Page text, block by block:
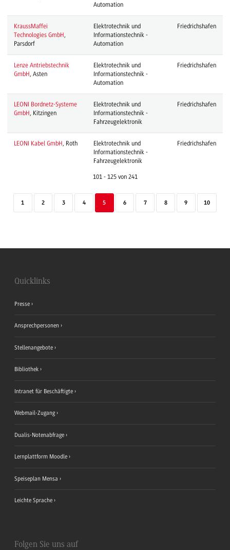
Automation
KraussMaffei
Technologies GmbH
Parsdorf
Elektrotechnik und
Informationstechnik -
Automation
Friedrichshafen
Lenze Antriebstechnik
GmbH , Asten
Elektrotechnik und
Informationstechnik -
Automation
Friedrichshafen
LEONI Bordnetz-Systeme
GmbH , Kitzingen
Elektrotechnik und
Informationstechnik -
Fahrzeugelektronik
Friedrichshafen
LEONI Kabel GmbH , Roth
Elektrotechnik und
Informationstechnik -
Fahrzeugelektronik
Friedrichshafen
101 - 125 von 241
1 2 3 4 5 6 7 8 9 10
Quicklinks
Presse
Ansprechpersonen
Stellenangebote
Bibliothek
Intranet für Beschäftigte
Webmail-Zugang
Dualis-Notenabfrage
Lernplattform Moodle
Speiseplan Mensa
Leichte Sprache
Folgen Sie uns auf